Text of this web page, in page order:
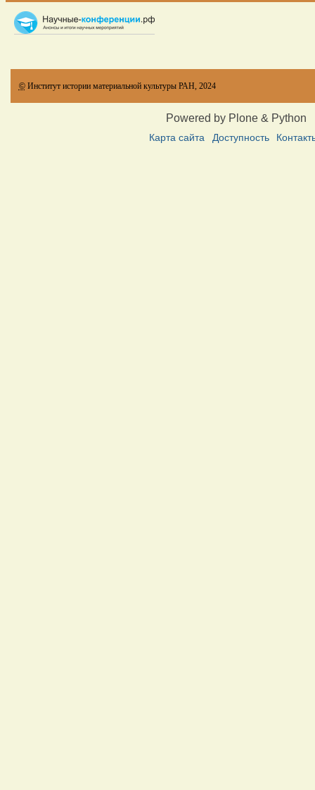
© Институт истории материальной культуры РАН, 2024
Powered by Plone & Python
Карта сайта Доступность